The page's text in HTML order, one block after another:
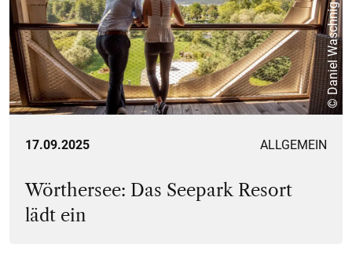
© Daniel Waschnig
17.09.2025 ALLGEMEIN
Wörthersee: Das Seepark Resort
lädt ein